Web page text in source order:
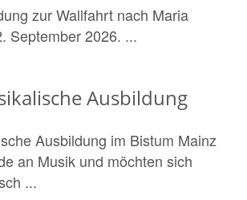
zur Wallfahrt nach Maria
September 2026. ...
Ausbildung
Ausbildung im Bistum Mainz
an Musik und möchten sich
...